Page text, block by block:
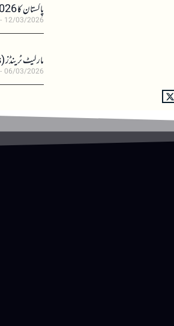
پاکستان کا Virtual Assets Act 2026 – جائزہ
12/03/2026
مارکیٹ ٹرینڈز (Market Trends) کیا ہوتے ہیں؟ 4 موونگ ایوریج ٹولز
06/03/2026